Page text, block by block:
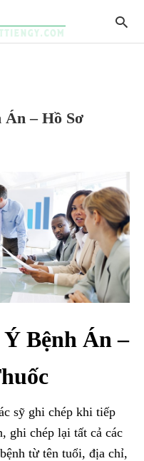
– Hồ Sơ
Bệnh Án –
sỹ ghi chép khi tiếp
ghi chép lại tất cả các
từ tên tuổi, địa chỉ,